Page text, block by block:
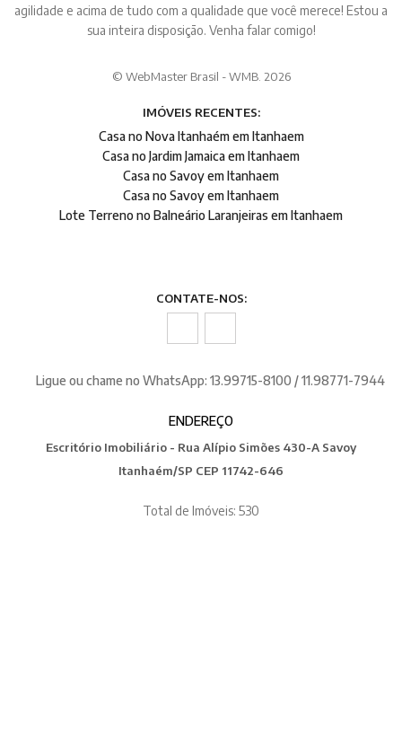
agilidade e acima de tudo com a qualidade que você merece! Estou a
sua inteira disposição. Venha falar comigo!
© WebMaster Brasil - WMB. 2026
IMÓVEIS RECENTES:
Casa no Nova Itanhaém em Itanhaem
Casa no Jardim Jamaica em Itanhaem
Casa no Savoy em Itanhaem
Casa no Savoy em Itanhaem
Lote Terreno no Balneário Laranjeiras em Itanhaem
CONTATE-NOS:
Ligue ou chame no WhatsApp: 13.99715-8100 / 11.98771-7944
ENDEREÇO
Escritório Imobiliário - Rua Alípio Simões 430-A Savoy
Itanhaém/SP CEP 11742-646
Total de Imóveis: 530